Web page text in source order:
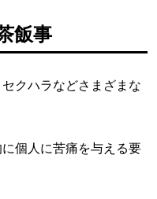
飯事
クハラなどさまざまな
個人に苦痛を与える要